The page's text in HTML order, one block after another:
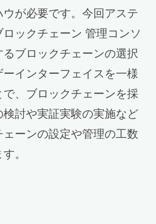
が必要です。今回アステ
ックチェーン 管理コンソ
ブロックチェーンの選択
インターフェイスを一様
、ブロックチェーンを採
討や実証実験の実施など
ーンの設定や管理の工数
。